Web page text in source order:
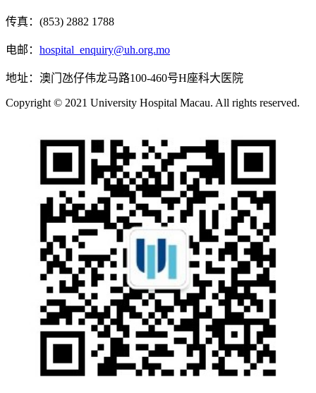
传真：(853) 2882 1788
电邮： hospital_enquiry@uh.org.mo
地址：澳门氹仔伟龙马路100-460号H座科大医院
Copyright © 2021 University Hospital Macau. All rights reserved.